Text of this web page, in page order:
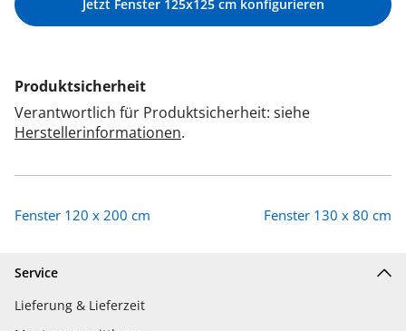
Jetzt Fenster 125x125 cm konfigurieren
Produktsicherheit
Verantwortlich für Produktsicherheit: siehe
Herstellerinformationen.
Fenster 120 x 200 cm Fenster 130 x 80 cm
Service
Lieferung & Lieferzeit